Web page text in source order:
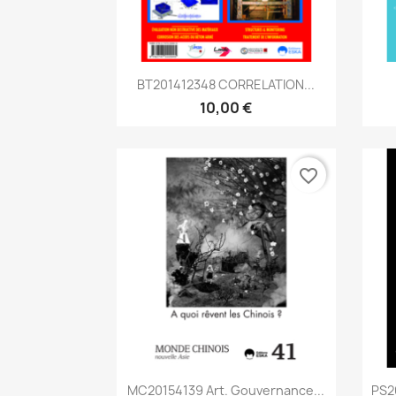
Aperçu rapide
BT201412348 CORRELATION...
10,00 €
Aperçu rapide
MC20154139 Art. Gouvernance...
favorite_border